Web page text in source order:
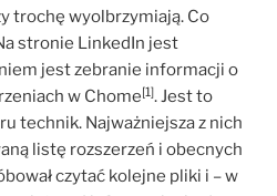
trochę wyolbrzymiają. Co
stronie LinkedIn jest
jest zebranie informacji o
w Chome[1]. Jest to
technik. Najważniejsza z nich
listę rozszerzeń i obecnych
czytać kolejne pliki i – w